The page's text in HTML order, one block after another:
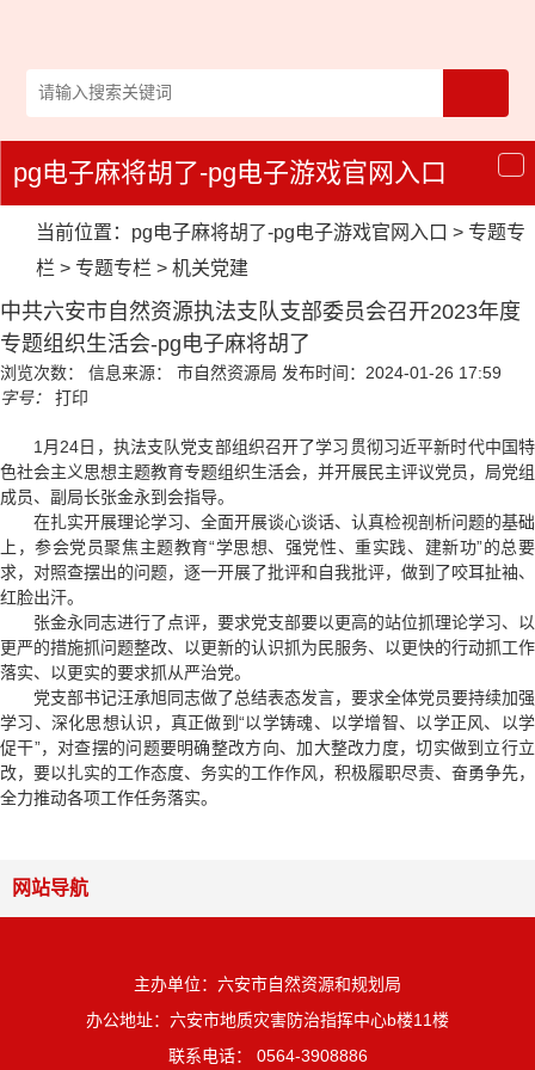
导
航
pg电子麻将胡了-pg电子游戏官网入口
当前位置： pg电子麻将胡了-pg电子游戏官网入口 > 专题专
栏 > 专题专栏 > 机关党建
中共六安市自然资源执法支队支部委员会召开2023年度
专题组织生活会-pg电子麻将胡了
浏览次数： 信息来源： 市自然资源局 发布时间：2024-01-26 17:59
字号：
打印
1月24日，执法支队党支部组织召开了学习贯彻习近平新时代中国特
色社会主义思想主题教育专题组织生活会，并开展民主评议党员，局党组
成员、副局长张金永到会指导。
在扎实开展理论学习、全面开展谈心谈话、认真检视剖析问题的基础
上，参会党员聚焦主题教育“学思想、强党性、重实践、建新功”的总要
求，对照查摆出的问题，逐一开展了批评和自我批评，做到了咬耳扯袖、
红脸出汗。
张金永同志进行了点评，要求党支部要以更高的站位抓理论学习、以
更严的措施抓问题整改、以更新的认识抓为民服务、以更快的行动抓工作
落实、以更实的要求抓从严治党。
党支部书记汪承旭同志做了总结表态发言，要求全体党员要持续加强
学习、深化思想认识，真正做到“以学铸魂、以学增智、以学正风、以学
促干”，对查摆的问题要明确整改方向、加大整改力度，切实做到立行立
改，要以扎实的工作态度、务实的工作作风，积极履职尽责、奋勇争先，
全力推动各项工作任务落实。
网站导航
主办单位：六安市自然资源和规划局
办公地址：六安市地质灾害防治指挥中心b楼11楼
联系电话： 0564-3908886